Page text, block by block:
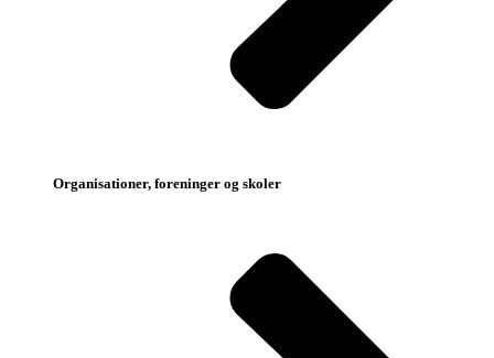
Organisationer, foreninger og skoler